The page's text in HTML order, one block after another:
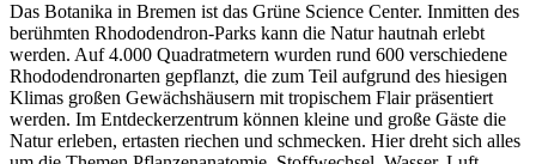
Das Botanika in Bremen ist das Grüne Science Center. Inmitten des
berühmten Rhododendron-Parks kann die Natur hautnah erlebt
werden. Auf 4.000 Quadratmetern wurden rund 600 verschiedene
Rhododendronarten gepflanzt, die zum Teil aufgrund des hiesigen
Klimas großen Gewächshäusern mit tropischem Flair präsentiert
werden. Im Entdeckerzentrum können kleine und große Gäste die
Natur erleben, ertasten riechen und schmecken. Hier dreht sich alles